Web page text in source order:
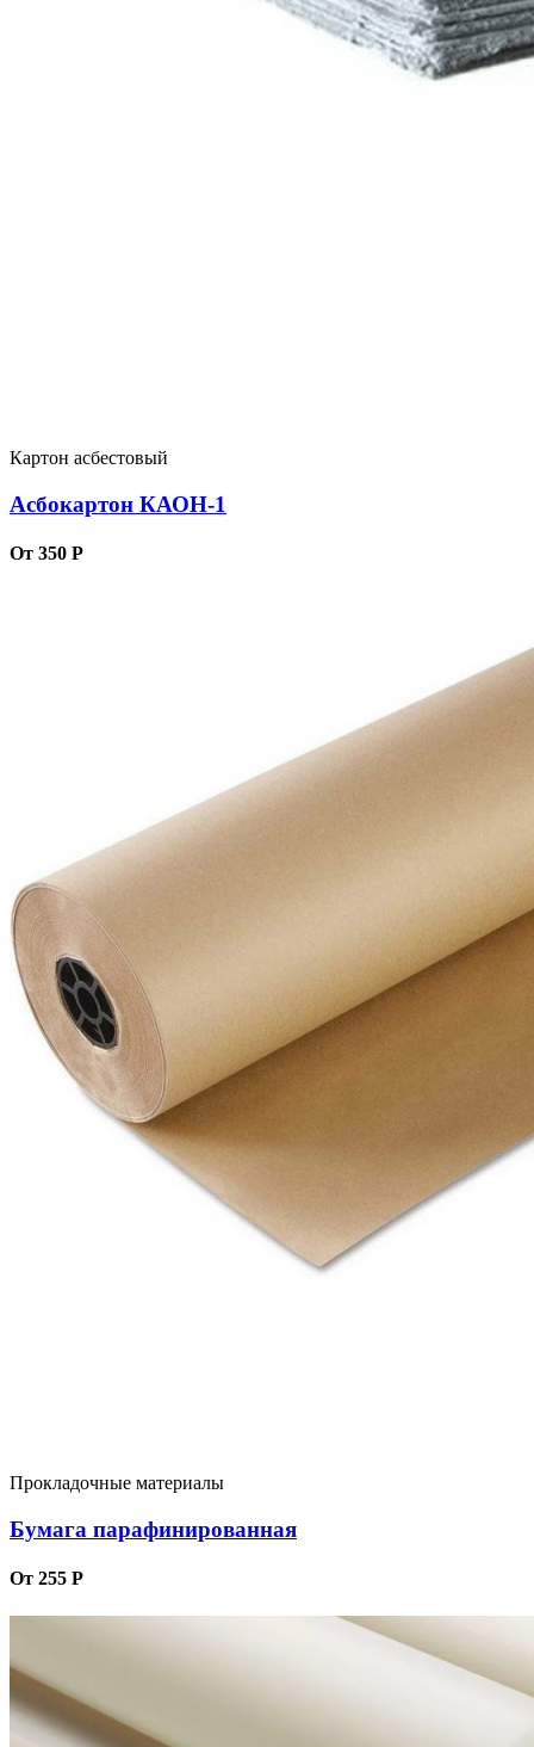
Картон асбестовый
Асбокартон КАОН-1
От 350 Р
Прокладочные материалы
Бумага парафинированная
От 255 Р